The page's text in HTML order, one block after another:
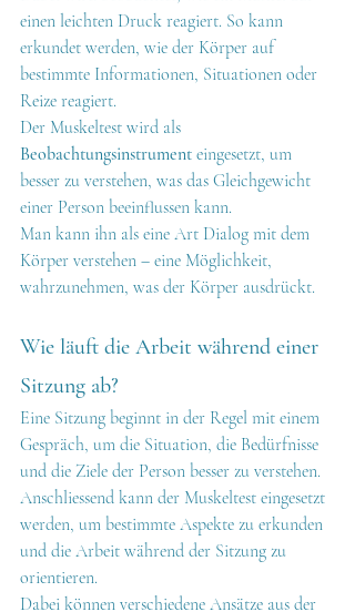
einen leichten Druck reagiert. So kann
erkundet werden, wie der Körper auf
bestimmte Informationen, Situationen oder
Reize reagiert.
Der Muskeltest wird als
Beobachtungsinstrument eingesetzt, um
besser zu verstehen, was das Gleichgewicht
einer Person beeinflussen kann.
Man kann ihn als eine Art Dialog mit dem
Körper verstehen – eine Möglichkeit,
wahrzunehmen, was der Körper ausdrückt.
Wie läuft die Arbeit während einer
Sitzung ab?
Eine Sitzung beginnt in der Regel mit einem
Gespräch, um die Situation, die Bedürfnisse
und die Ziele der Person besser zu verstehen.
Anschliessend kann der Muskeltest eingesetzt
werden, um bestimmte Aspekte zu erkunden
und die Arbeit während der Sitzung zu
orientieren.
Dabei können verschiedene Ansätze aus der